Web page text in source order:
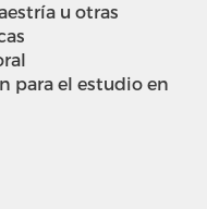
u otras
para el estudio en